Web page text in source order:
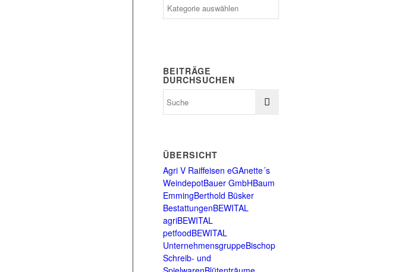
BEITRÄGE
DURCHSUCHEN
ÜBERSICHT
Agri V Raiffeisen eGAnette´s
WeindepotBauer GmbHBaum
EmmingBerthold Büsker
BestattungenBEWITAL
agriBEWITAL
petfoodBEWITAL
UnternehmensgruppeBischop
Schreib- und